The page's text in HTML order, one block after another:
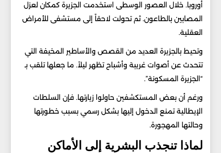
أوروبا. خلال العصور الوسطى استخدمت الجزيرة كمكان لعزل
المصابين بالطاعون. ثم تحولت لاحقاً إلى مستشفى للأمراض
العقلية.
وتحيط بالجزيرة العديد من القصص والأساطير المخيفة التي
تتحدث عن أصوات غريبة وأشباح تظهر ليلاً. ما جعلها تلقب بـ
“الجزيرة المسكونة”.
ورغم أن بعض المستكشفين حاولوا زيارتها. فإن السلطات
الإيطالية تمنع الدخول إليها بشكل رسمي بسبب خطورتها
وحالتها المهجورة.
لماذا تنجذب البشرية إلى الأماكن